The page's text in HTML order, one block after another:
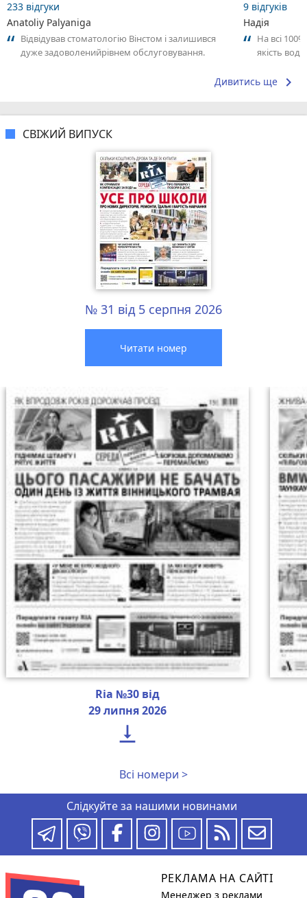
233 відгуки
Anatoliy Palyaniga
Відвідував стоматологію Вінстом і залишився
дуже задоволенийрівнем обслуговування.
9 відгуків
Надія
На всі
якість
Дивитись ще keyboard_arrow_right
СВІЖИЙ ВИПУСК
№ 31 від 5 серпня 2026
Читати номер
Ria №30 від
29 липня 2026

Всі номери >
Слідкуйте за нашими новинами
РЕКЛАМА НА САЙТІ
Менеджер з реклами